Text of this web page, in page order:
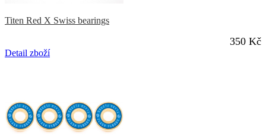
Titen Red X Swiss bearings
350 Kč
Detail zboží